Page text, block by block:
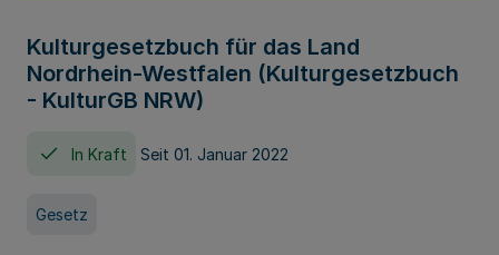
Kulturgesetzbuch für das Land
Nordrhein-Westfalen (Kulturgesetzbuch
- KulturGB NRW)
In Kraft Seit 01. Januar 2022
Gesetz